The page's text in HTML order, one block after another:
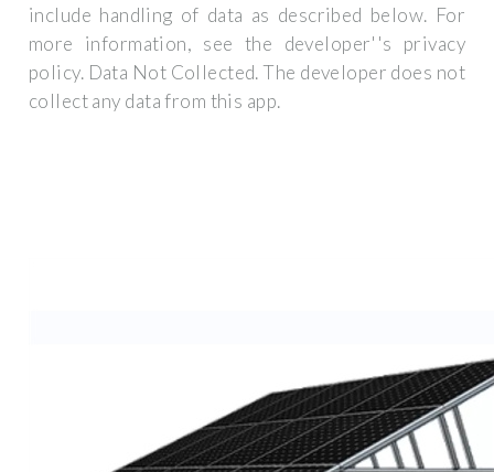
include handling of data as described below. For
more information, see the developer''s privacy
policy. Data Not Collected. The developer does not
collect any data from this app.